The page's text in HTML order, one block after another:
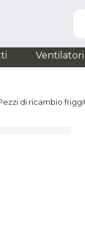
di ricambio